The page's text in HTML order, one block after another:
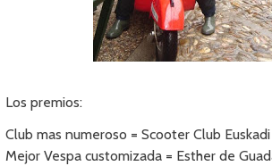
Los premios:
Club mas numeroso = Scooter Club Euskadi
Mejor Vespa customizada = Esther de